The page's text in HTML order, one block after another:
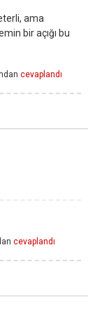
ama
bir açığı bu
cevaplandı
cevaplandı